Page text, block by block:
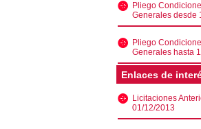
Pliego
Generales desde
Pliego
Generales hasta
Enlaces de
Licitaciones
01/12/2013